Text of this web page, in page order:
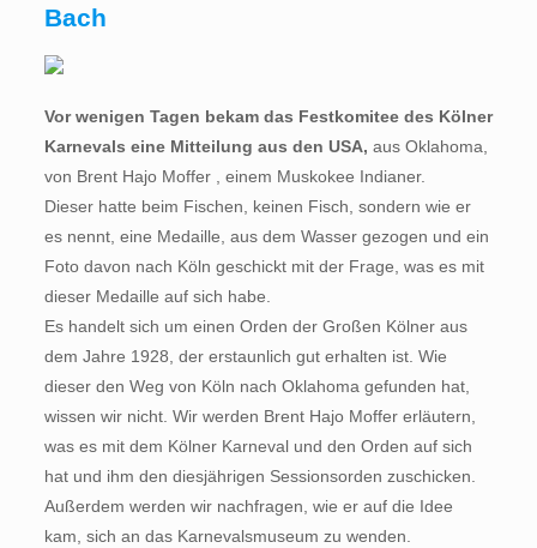
Bach
Vor wenigen Tagen bekam das Festkomitee des Kölner
Karnevals eine Mitteilung aus den USA, aus Oklahoma,
von Brent Hajo Moffer , einem Muskokee Indianer.
Dieser hatte beim Fischen, keinen Fisch, sondern wie er
es nennt, eine Medaille, aus dem Wasser gezogen und ein
Foto davon nach Köln geschickt mit der Frage, was es mit
dieser Medaille auf sich habe.
Es handelt sich um einen Orden der Großen Kölner aus
dem Jahre 1928, der erstaunlich gut erhalten ist. Wie
dieser den Weg von Köln nach Oklahoma gefunden hat,
wissen wir nicht. Wir werden Brent Hajo Moffer erläutern,
was es mit dem Kölner Karneval und den Orden auf sich
hat und ihm den diesjährigen Sessionsorden zuschicken.
Außerdem werden wir nachfragen, wie er auf die Idee
kam, sich an das Karnevalsmuseum zu wenden.